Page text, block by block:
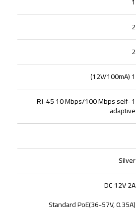
2
2
1 (12V/100mA)
1 RJ-45 10 Mbps/100 Mbps self-
adaptive
Silver
DC 12V 2A
Standard PoE(36-57V, 0.35A)